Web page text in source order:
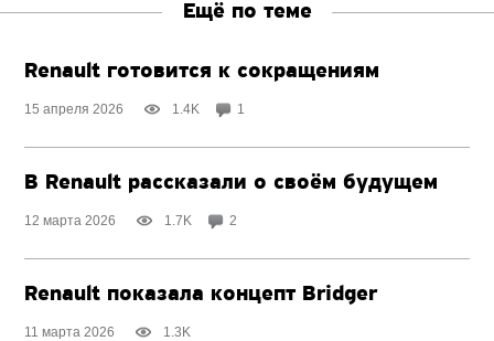
Ещё по теме
Renault готовится к сокращениям
15 апреля 2026 1.4K 1
В Renault рассказали о своём будущем
12 марта 2026 1.7K 2
Renault показала концепт Bridger
11 марта 2026 1.3K